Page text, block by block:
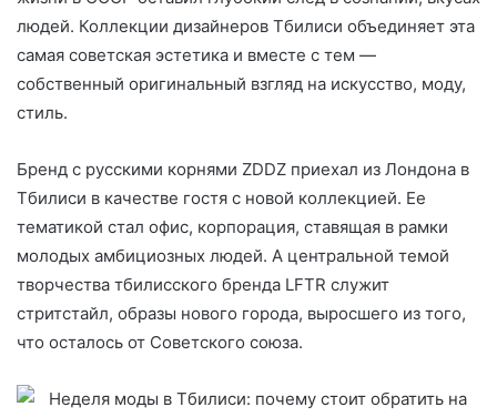
людей. Коллекции дизайнеров Тбилиси объединяет эта
самая советская эстетика и вместе с тем —
собственный оригинальный взгляд на искусство, моду,
стиль.
Бренд с русскими корнями ZDDZ приехал из Лондона в
Тбилиси в качестве гостя с новой коллекцией. Ее
тематикой стал офис, корпорация, ставящая в рамки
молодых амбициозных людей. А центральной темой
творчества тбилисского бренда LFTR служит
стритстайл, образы нового города, выросшего из того,
что осталось от Советского союза.